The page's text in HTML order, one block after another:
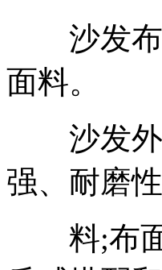
沙发布
面料。
沙发外
强、耐磨
料;布面